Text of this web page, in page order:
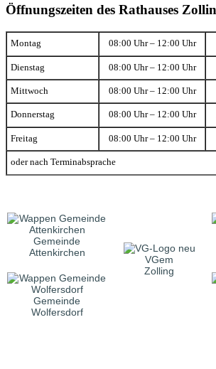
Öffnungszeiten des Rathauses
Montag 08:00 Uhr – 12:00 Uhr
Dienstag 08:00 Uhr – 12:00 Uhr
Mittwoch 08:00 Uhr – 12:00 Uhr
Donnerstag 08:00 Uhr – 12:00 Uhr
Freitag 08:00 Uhr – 12:00 Uhr
oder nach Terminabsprache
Gemeinde
Attenkirchen
VGem
Zolling
Gemeinde
Wolfersdorf